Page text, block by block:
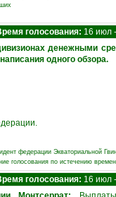
голосования: 16 июл
денежными
одного обзора.
федерации Экваториальной
голосования по истечению
голосования: 16 июл